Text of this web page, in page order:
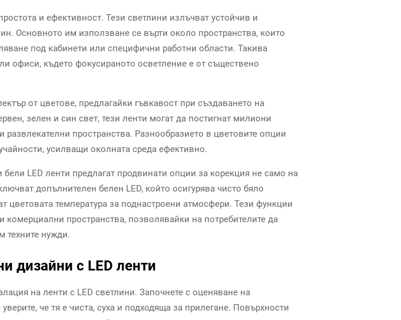
и ефективност. Тези светлини излъчват устойчив и
Основното им използване се върти около пространства, които
под кабинети или специфични работни области. Такива
офиси, където фокусираното осветление е от съществено
от цветове, предлагайки гъвкавост при създаването на
зелен и син свет, тези ленти могат да постигнат милиони
пространства. Разнообразието в цветовите опции
усилващи околната среда ефективно.
LED ленти предлагат продвинати опции за корекция не само на
допълнителен белен LED, който осигурява чисто бяло
цветовата температура за поднастроени атмосфери. Тези функции
пространства, позволявайки на потребителите да
техните нужди.
дизайни с LED ленти
на ленти с LED светлини. Започнете с оценяване на
че тя е чиста, суха и подходяща за прилегане. Повърхности